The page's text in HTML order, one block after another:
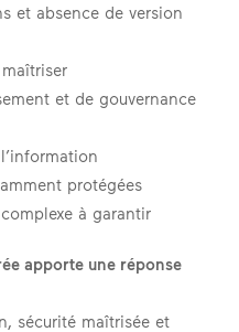
et absence de version
et de gouvernance
protégées
à garantir
apporte une réponse
sécurité maîtrisée et